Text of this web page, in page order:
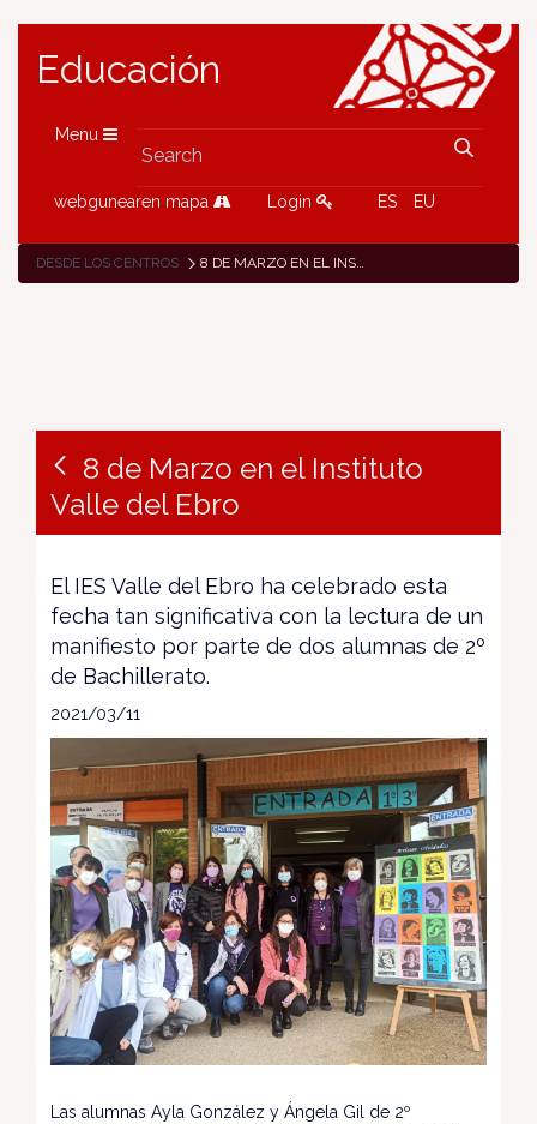
Educación
Menu
webgunearen mapa Login ES EU
DESDE LOS CENTROS 8 DE MARZO EN EL INSTITUTO VALLE DEL EBRO
8 de Marzo en el Instituto
Valle del Ebro
El IES Valle del Ebro ha celebrado esta
fecha tan significativa con la lectura de un
manifiesto por parte de dos alumnas de 2º
de Bachillerato.
2021/03/11
Las alumnas Ayla González y Ángela Gil de 2º